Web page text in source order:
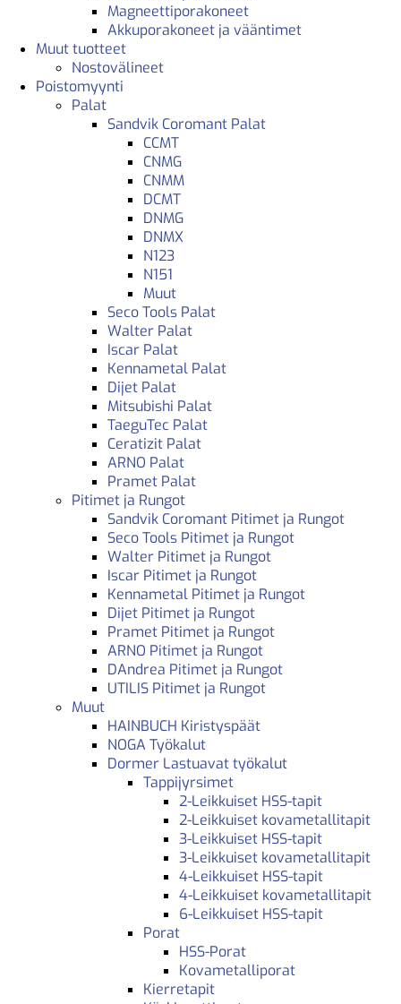
Magneettiporakoneet
Akkuporakoneet ja vääntimet
Muut tuotteet
Nostovälineet
Poistomyynti
Palat
Sandvik Coromant Palat
CCMT
CNMG
CNMM
DCMT
DNMG
DNMX
N123
N151
Muut
Seco Tools Palat
Walter Palat
Iscar Palat
Kennametal Palat
Dijet Palat
Mitsubishi Palat
TaeguTec Palat
Ceratizit Palat
ARNO Palat
Pramet Palat
Pitimet ja Rungot
Sandvik Coromant Pitimet ja Rungot
Seco Tools Pitimet ja Rungot
Walter Pitimet ja Rungot
Iscar Pitimet ja Rungot
Kennametal Pitimet ja Rungot
Dijet Pitimet ja Rungot
Pramet Pitimet ja Rungot
ARNO Pitimet ja Rungot
DAndrea Pitimet ja Rungot
UTILIS Pitimet ja Rungot
Muut
HAINBUCH Kiristyspäät
NOGA Työkalut
Dormer Lastuavat työkalut
Tappijyrsimet
2-Leikkuiset HSS-tapit
2-Leikkuiset kovametallitapit
3-Leikkuiset HSS-tapit
3-Leikkuiset kovametallitapit
4-Leikkuiset HSS-tapit
4-Leikkuiset kovametallitapit
6-Leikkuiset HSS-tapit
Porat
HSS-Porat
Kovametalliporat
Kierretapit